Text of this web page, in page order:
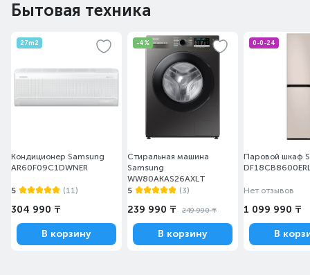
Бытовая техника
27m2
Кондиционер Samsung
AR60F09C1DWNER
5 (11)
304 990 ₸
В корзину
-4%
Стиральная машина
Samsung
WW80AKAS26AXLT
5
(3)
239 990 ₸ 249 990 ₸
В корзину
0-0-24
Паровой шкаф
Нет отзывов
1 099 990 ₸
В